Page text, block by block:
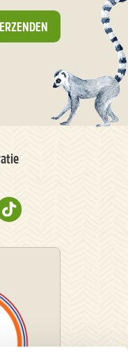
INSTAGRAM
OP PINTEREST
OP YOUTUBE
NATURESCANNER OP